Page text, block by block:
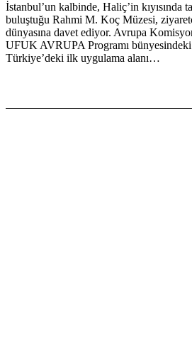
İstanbul’un kalbinde, Haliç’in kıyısında
buluştuğu Rahmi M. Koç Müzesi,
dünyasına davet ediyor. Avrupa
UFUK AVRUPA Programı
Türkiye’deki ilk uygulama alanı…